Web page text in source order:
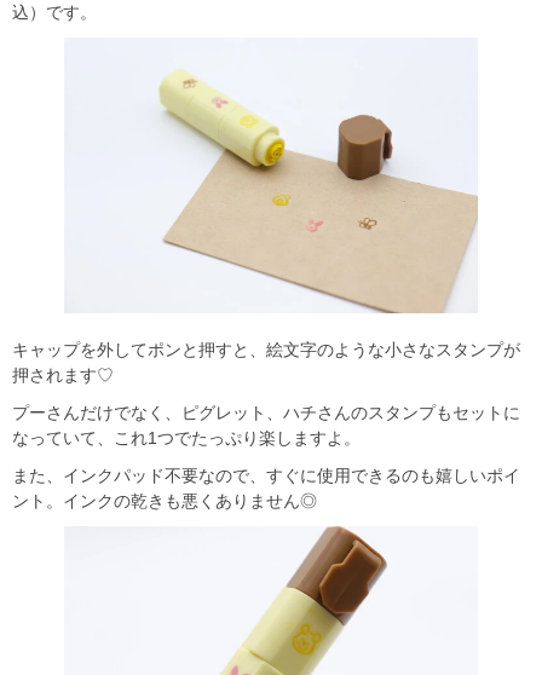
込）です。
キャップを外してポンと押すと、絵文字のような小さなスタンプが
押されます♡
プーさんだけでなく、ピグレット、ハチさんのスタンプもセットに
なっていて、これ1つでたっぷり楽しますよ。
また、インクパッド不要なので、すぐに使用できるのも嬉しいポイ
ント。インクの乾きも悪くありません◎